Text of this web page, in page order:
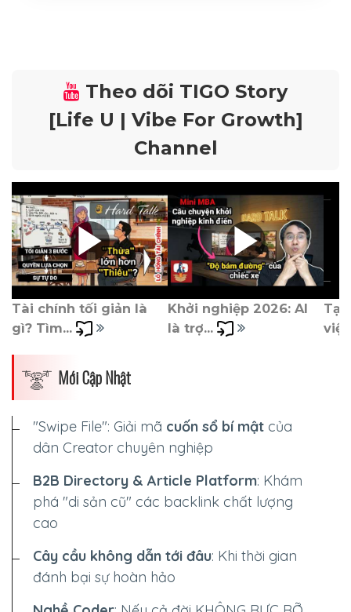
Theo dõi TIGO Story
[Life U | Vibe For Growth]
Channel
Tài chính tối giản là
gì? Tìm...
Khởi nghiệp 2026: AI
là trợ...
Tại
Mới Cập Nhật
"Swipe File": Giải mã cuốn sổ bí mật của
dân Creator chuyên nghiệp
B2B Directory & Article Platform: Khám
phá "di sản cũ" các backlink chất lượng
cao
Cây cầu không dẫn tới đâu: Khi thời gian
đánh bại sự hoàn hảo